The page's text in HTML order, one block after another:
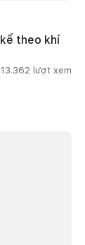
theo khí
13.362 lượt xem